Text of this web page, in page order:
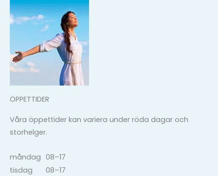
ÖPPETTIDER
Våra öppettider kan variera under röda dagar och
storhelger.
måndag
tisdag
08–17
08–17